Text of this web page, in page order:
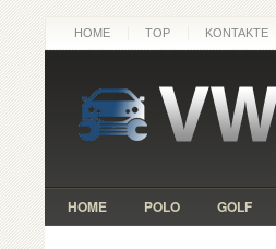
HOME TOP KONTAKTE
HOME POLO GOLF